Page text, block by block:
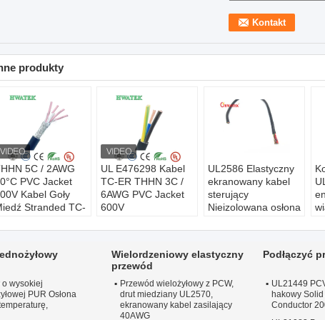
produkty
5C / 2AWG
PVC Jacket
Kabel Goły
Stranded TC-
Skrętka
PVC
kabla:
UL E476298 Kabel
TC-ER THHN 3C /
6AWG PVC Jacket
600V
z gołej miedzi
Kurtka:PVC
Kształt kabla:
Okrągłe
UL2586 Elastyczny
ekranowany kabel
sterujący
Nieizolowana osłona
na zginanie
UL2586 Przewody
wiatrowego, osłona
PVC,
nieekranowana
o wysokiej
PUR Osłona
Wielordzeniowy elastyczny
przewód
Przewód wielożyłowy z PCW,
drut miedziany UL2570,
ekranowany kabel zasilający
40AWG
Podłączyć
UL21449
hakowy Solid
Conductor